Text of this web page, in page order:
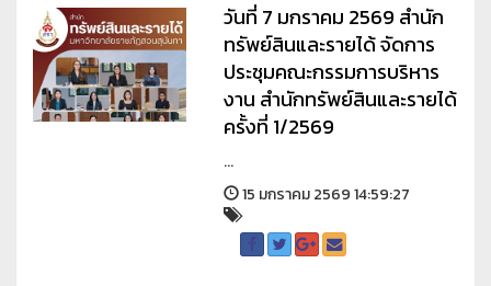
วันที่ 7 มกราคม 2569 สำนัก
ทรัพย์สินและรายได้ จัดการ
ประชุมคณะกรรมการบริหาร
งาน สำนักทรัพย์สินและรายได้
ครั้งที่ 1/2569
...
15 มกราคม 2569 14:59:27